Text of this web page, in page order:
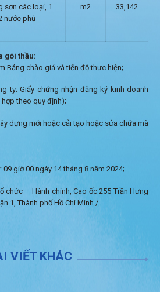
sơn các loại, 1
nước phủ
m2 33,142
gói thầu:
Bảng chào giá và tiến độ thực hiện;
ty; Giấy chứng nhận đăng ký kinh doanh
theo quy định);
dựng mới hoặc cải tạo hoặc sửa chữa mà
giờ 00 ngày 14 tháng 8 năm 2024;
– Hành chính, Cao ốc 255 Trần Hưng
1, Thành phố Hồ Chí Minh./.
VIẾT KHÁC